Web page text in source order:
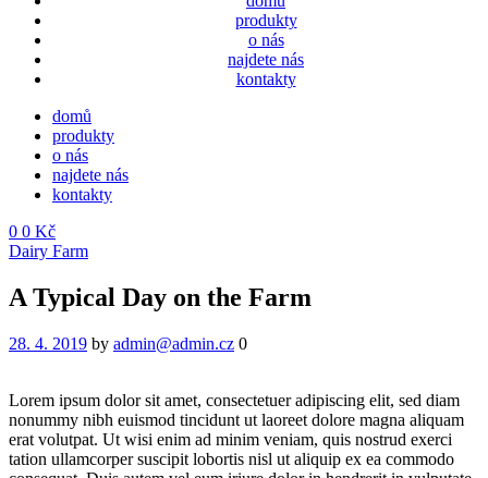
produkty
o nás
najdete nás
kontakty
domů
produkty
o nás
najdete nás
kontakty
0 0 Kč
Menu
Categories
Dairy Farm
A Typical Day on the Farm
28. 4. 2019 by admin@admin.cz 0
Lorem ipsum dolor sit amet, consectetuer adipiscing elit, sed diam
nonummy nibh euismod tincidunt ut laoreet dolore magna aliquam
erat volutpat. Ut wisi enim ad minim veniam, quis nostrud exerci
tation ullamcorper suscipit lobortis nisl ut aliquip ex ea commodo